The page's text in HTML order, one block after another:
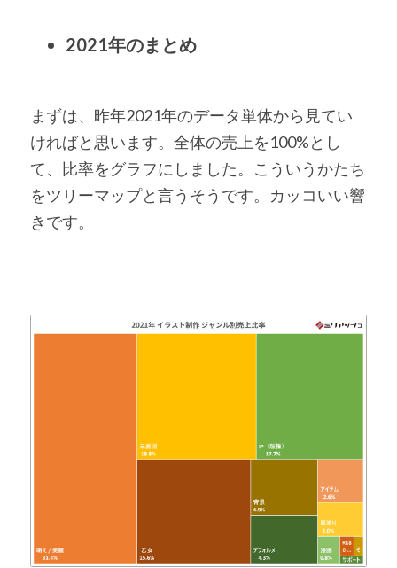
2021年のまとめ
まずは、昨年2021年のデータ単体から見てい
ければと思います。全体の売上を100%とし
て、比率をグラフにしました。こういうかたち
をツリーマップと言うそうです。カッコいい響
きです。